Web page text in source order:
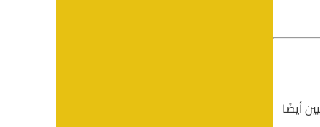
أيضًا